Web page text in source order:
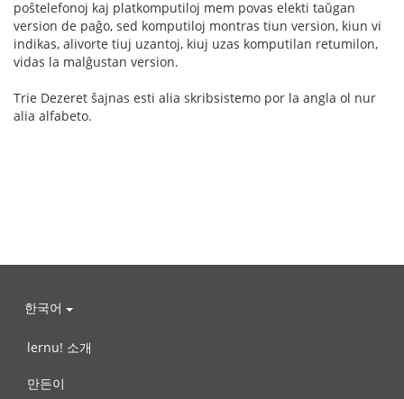
poŝtelefonoj kaj platkomputiloj mem povas elekti taŭgan
version de paĝo, sed komputiloj montras tiun version, kiun vi
indikas, alivorte tiuj uzantoj, kiuj uzas komputilan retumilon,
vidas la malĝustan version.
Trie Dezeret ŝajnas esti alia skribsistemo por la angla ol nur
alia alfabeto.
한국어
lernu! 소개
만든이